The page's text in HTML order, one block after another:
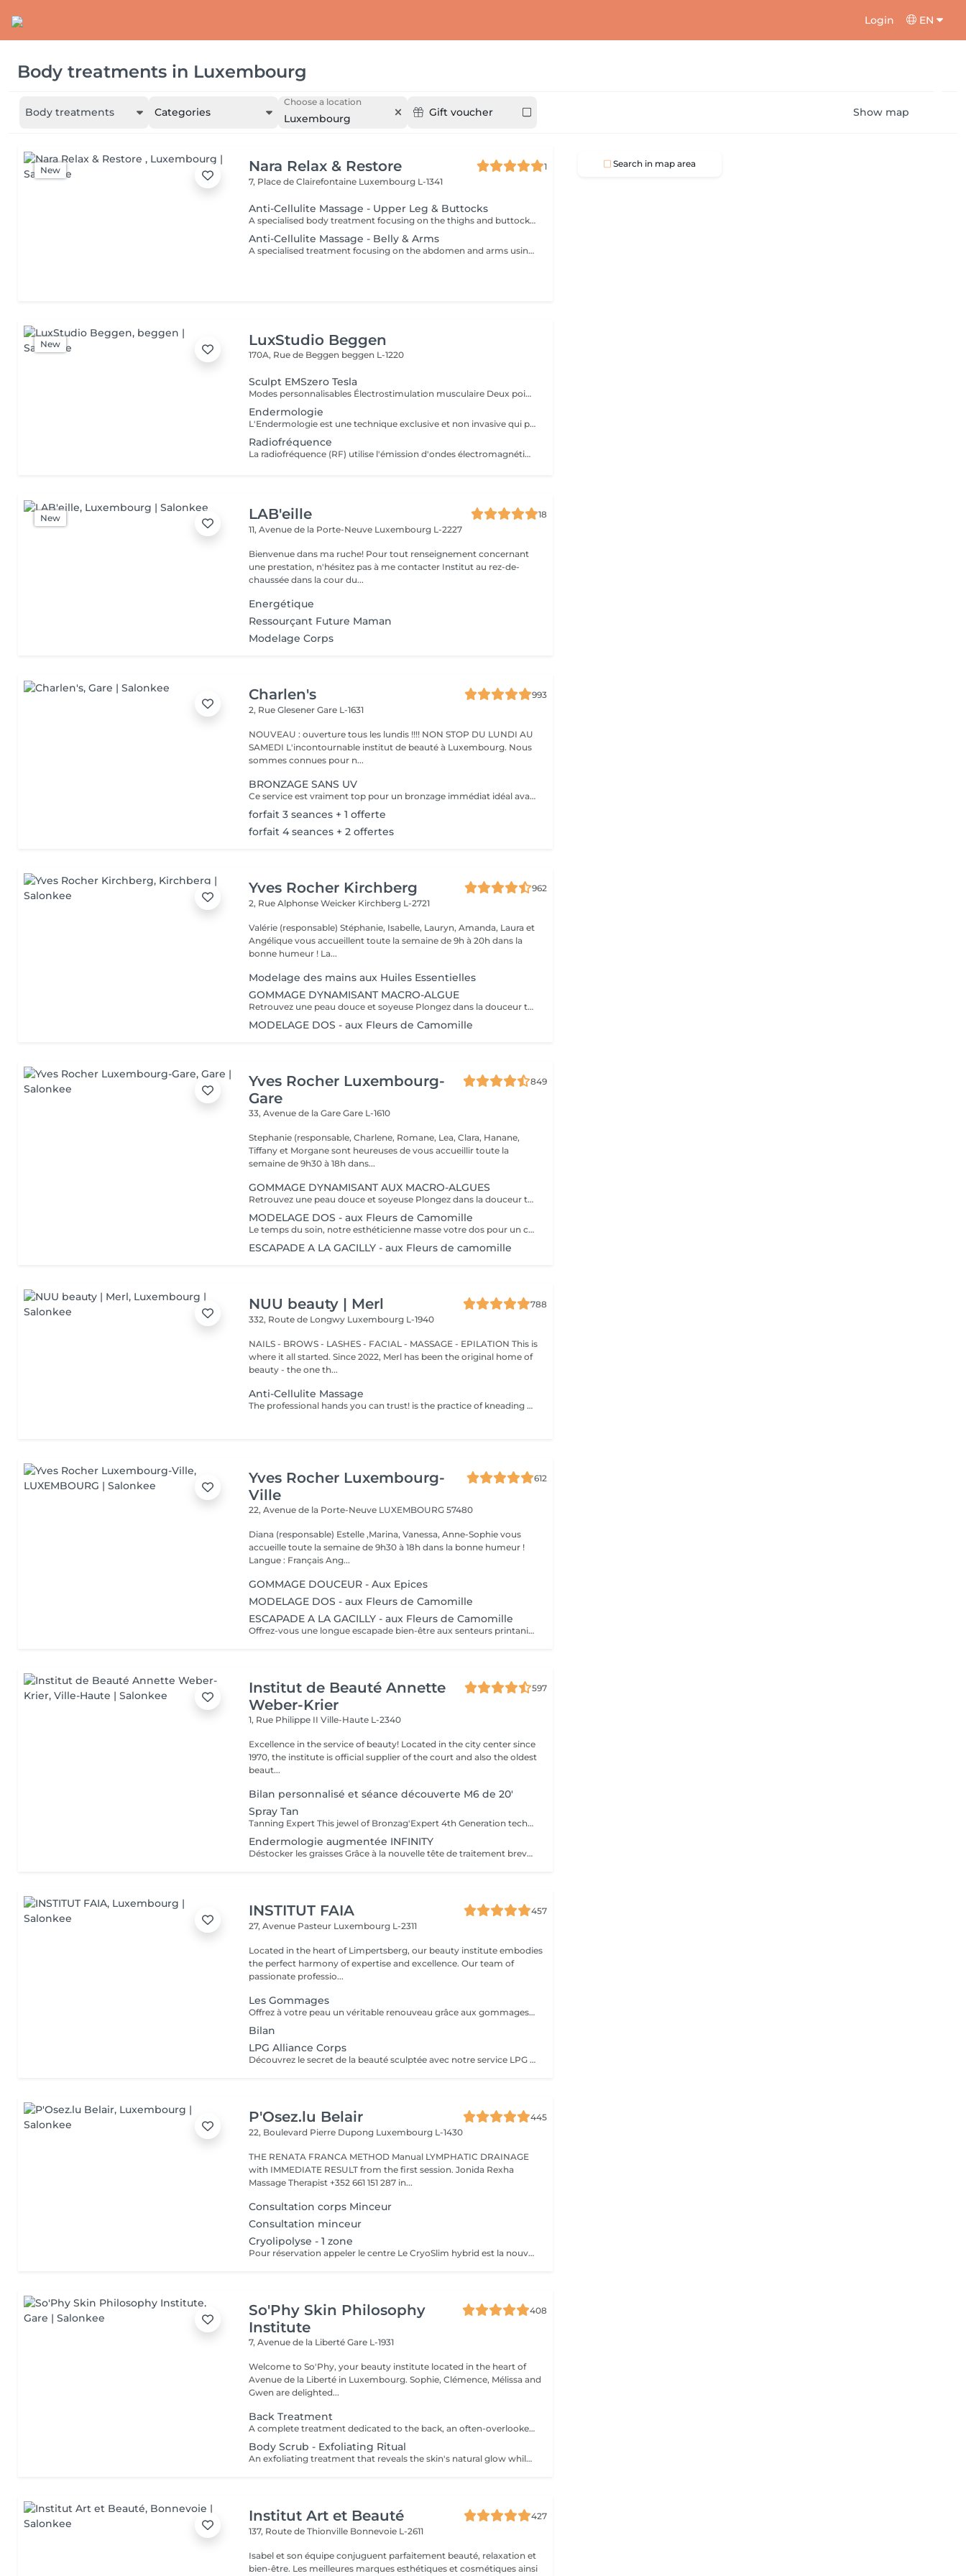
Login EN
Body treatments in Luxembourg
Body treatments Categories
Choose a location
Luxembourg Gift voucher Show map
New Nara Relax & Restore
1
7, Place de Clairefontaine Luxembourg L-1341
Anti-Cellulite Massage - Upper Leg & Buttocks
A specialised body treatment focusing on the thighs and buttocks using intensive massage techniques designed to stimulate circulation and work the underlying tissues. This targeted treatment helps improve skin appearance, support tissue tone, and leave the treated areas feeling smoother, firmer, and revitalised.
Anti-Cellulite Massage - Belly & Arms
A specialised treatment focusing on the abdomen and arms using targeted massage techniques designed to stimulate circulation and support the skin's natural appearance. This intensive treatment helps improve tissue tone, enhance skin texture, and leave the treated areas feeling smoother, more supple, and refreshed.
New LuxStudio Beggen
170A, Rue de Beggen beggen L-1220
Sculpt EMSzero Tesla
Modes personnalisables Électrostimulation musculaire Deux poignées indépendantes : contrôlez la puissance indépendamment, permettant des entraînements synchronisés ou individualisés Sûr et non invasif : notre machine est exempte de courant, d'hyperthermie, de rayonnement et ne nécessite aucune période de récupération. Brûlage de graisse et développement musculaire sans effort Gain de temps et d'efforts : seulement 30 minutes d'utilisation équivalent à 30 000 contractions musculaires, l'équivalent d'innombrables rouleaux de ventre ou squats.
Endermologie
L'Endermologie est une technique exclusive et non invasive qui permet de remodeler votre silhouette, de lisser la cellulite et d'améliorer globalement la tonicité de la peau.
Radiofréquence
La radiofréquence (RF) utilise l'émission d'ondes électromagnétiques à très haute fréquence, pour cibler la peau. La technologie RF permet ainsi de raffermir sa peau et de réduire des tissus graisseux, afin de redessiner des contours touchés par un affaissement cutané et un relâchement de la peau.
New LAB'eille
18
11, Avenue de la Porte-Neuve Luxembourg L-2227
Bienvenue dans ma ruche! Pour tout renseignement concernant
une prestation, n'hésitez pas à me contacter Institut au rez-de-
chaussée dans la cour du...
Energétique
Ressourçant Future Maman
Modelage Corps
Charlen's
993
2, Rue GlesenerGare L-1631
NOUVEAU : ouverture tous les lundis !!!! NON STOP DU LUNDI AU
SAMEDI L'incontournable institut de beauté à Luxembourg. Nous
sommes connues pour n...
BRONZAGE SANS UV
Ce service est vraiment top pour un bronzage immédiat idéal avant vos vacances ou avant une soirée ;) Nous vous conseillons de faire un gommage la veille du soin et de porter des vêtements amples noirs. Selon votre peau, cela tient environ 1 semaine à 10 Jours! AVANT Exfolier votre peau en profondeur, puis hydrater généreusement 24h avant d'appliquer votre autobronzant, en insistant bien sur les coudes, genoux, chevilles et les zones sensibles. Épiler ou raser dans les 48h avant application afin que les pores de la peau soient fermés. Des points noirs pourraient apparaître si votre peau n'est pas nette lors de l'application. Ne pas appliquer de crème hydratante, parfum, déodorant ou maquillage le jour même de l'application cela pourrait obstruer les pores de la peau et faire apparaître des points noirs. APRÈS Porter des vêtement amples de couleur foncée les vêtements près du corps ou sous-vêtements pourraient faire des marques, porter des chaussures larges. Hydrater quotidiennement votre peau les jours suivant l'application ou utiliser un autobronzant progressif pour entretenir votre bronzage et le faire durer plus longtemps. Après 5 jours, exfolier quotidiennement votre peau à l'aide d'un exfoliant doux afin d'aider votre peau à absorber plus facilement votre crème hydratante, et garder un joli bronzage. Cela permet aussi au bronzage de s'estomper progressivement et uniformément.
forfait 3 seances + 1 offerte
forfait 4 seances + 2 offertes
Yves Rocher Kirchberg
962
2, Rue Alphonse Weicker Kirchberg L-2721
Valérie (responsable) Stéphanie, Isabelle, Lauryn, Amanda, Laura et
Angélique vous accueillent toute la semaine de 9h à 20h dans la
bonne humeur ! La...
Modelage des mains aux Huiles Essentielles
GOMMAGE DYNAMISANT MACRO-ALGUE
Retrouvez une peau douce et soyeuse Plongez dans la douceur tropicale dIndonésie à travers les notes épicées des huiles essentielles de Girofle et de Muscade. Ce gommage aux effluves chauds et naturels vous transporte tout en exfoliant délicatement votre peau : elle est douce, lumineuse et satinée.
MODELAGE DOS - aux Fleurs de Camomille
Yves Rocher Luxembourg-
Gare
849
33, Avenue de la GareGare L-1610
Stephanie (responsable, Charlene, Romane, Lea, Clara, Hanane,
Tiffany et Morgane sont heureuses de vous accueillir toute la
semaine de 9h30 à 18h dans...
GOMMAGE DYNAMISANT AUX MACRO-ALGUES
Retrouvez une peau douce et soyeuse Plongez dans la douceur tropicale dIndonésie à travers les notes épicées des huiles essentielles de Girofle et de Muscade. Ce gommage aux effluves chauds et naturels vous transporte tout en exfoliant délicatement votre peau : elle est douce, lumineuse et satinée.
MODELAGE DOS - aux Fleurs de Camomille
Le temps du soin, notre esthéticienne masse votre dos pour un confort sans précédent.
ESCAPADE A LA GACILLY - aux Fleurs de camomille
NUU beauty | Merl
788
332, Route de Longwy Luxembourg L-1940
NAILS - BROWS - LASHES - FACIAL - MASSAGE - EPILATION This is
where it all started. Since 2022, Merl has been the original home of
beauty - the one th...
Anti-Cellulite Massage
The professional hands you can trust! is the practice of kneading or manipulating a person's muscles and other soft-tissue in order to reduce stress, reduce muscle pain, increase relaxation and improve the work of the immune system. Benefits of getting an anti-cellulite massage: - improves blood circulation - congestion in the skin goes away - metabolic processes in cells and tissues are activated - muscles and tissues are saturated with oxygen and minerals - skin becomes smooth and elastic How is massage anti-cellulite done? - back is massaged - arms are massaged - legs are massaged - belly is massaged Age restrictions: recommended to do from 16 years. Post procedure recommendations: do not do sport and any sharp movements for 2-3 hours after the procedure. Frequency: 2-3 times per week, 10 times in total. Repeat once in 3-6 months.
Yves Rocher Luxembourg-
Ville
612
22, Avenue de la Porte-Neuve LUXEMBOURG 57480
Diana (responsable) Estelle ,Marina, Vanessa, Anne-Sophie vous
accueille toute la semaine de 9h30 à 18h dans la bonne humeur !
Langue : Français Ang...
GOMMAGE DOUCEUR - Aux Epices
MODELAGE DOS - aux Fleurs de Camomille
ESCAPADE A LA GACILLY - aux Fleurs de Camomille
Offrez-vous une longue escapade bien-être aux senteurs printanières de Camomille, fleur emblématique de nos champs à la Gacilly. le temps s'est arrêté. Incroyablement relaxé et en harmonie, votre corps et votre esprits retrouvent leur équilibre.
Institut de Beauté Annette
Weber-Krier
597
1, Rue Philippe IIVille-Haute L-2340
Excellence in the service of beauty! Located in the city center since
1970, the institute is official supplier of the court and also the oldest
beaut...
Bilan personnalisé et séance découverte M6 de 20'
Spray Tan
Tanning Expert This jewel of Bronzag'Expert 4th Generation technology, working with our lotion, offers a tailor-made tan without UV exposure. Thanks to its 99% natural composition containing a melanin activator and moisturizing active ingredients, you will find tanned, revitalized and plumped skin.
Endermologie augmentée INFINITY
Déstocker les graisses Grâce à la nouvelle tête de traitement brevetée Alliance, endermologie® permet de cibler et daffiner les zones rebelles à lexercice et à lhygiène alimentaire (bras, dos, ventre, taille, cuisses..) tout en sadaptant précisément aux besoins de chaque peau. Lisser la cellulite La cellulite, qui touche 90 % des femmes même les plus minces et les plus sportives, résulte à la fois dun stockage de graisses dans les adipocytes (cellules graisseuses) et dune rétention deau tout autour. Raffermir la peau Variations de poids, grossesses, temps qui passe la peau perd progressivement de sa tonicité et de sa souplesse. Même si ce relâchement cutané concerne tout le corps, certaines zones y sont plus sensibles : intérieur des cuisses, ventre, bras, etc Retrouver des jambes légères Jambes lourdes et douloureuses, chevilles ou pieds gonflés ces symptômes traduisent une mauvaise circulation sanguine et lymphatique. Les toxines saccumulent dans lorganisme, ce qui explique de telles variations de volume en une même journée ou à différents moments du cycle féminin. Bien-être Découvrez des parcours de soins au concept exclusif, pour une efficacité et une détente incomparables.
INSTITUT FAIA
457
27, Avenue Pasteur Luxembourg L-2311
Located in the heart of Limpertsberg, our beauty institute embodies
the perfect harmony of expertise and excellence. Our team of
passionate professio...
Les Gommages
Offrez à votre peau un véritable renouveau grâce aux gommages corps Gemology. Enrichis en extraits minéraux précieux et en ingrédients naturels, ils exfolient en douceur, éliminent les cellules mortes et révèlent l'éclat de la peau. Leur texture sensorielle et leurs parfums délicats transforment l'exfoliation en un rituel de bien-être luxueux. Résultat : une peau lisse, douce, parfaitement préparée à recevoir les soins suivants.
Bilan
LPG Alliance Corps
Découvrez le secret de la beauté sculptée avec notre service LPG Endermologie. Cette technologie de pointe est votre alliée pour une silhouette redessinée et une peau radieuse. Les soins Endermologie stimulent naturellement la production de collagène et d'élastine, réduisent l'aspect de la cellulite et raffermissent votre peau. Les résultats sont visibles dès les premières séances, vous laissant avec une confiance et une élégance accrues. Révélez votre beauté intérieure avec une silhouette plus harmonieuse. Optez pour le bien-être et la beauté, choisissez LPG Endermologie dès aujourd'hui.
P'Osez.lu Belair
445
22, Boulevard Pierre Dupong Luxembourg L-1430
THE RENATA FRANCA METHOD Manual LYMPHATIC DRAINAGE
with IMMEDIATE RESULT from the first session. Jonida Rexha
Massage Therapist +352 661 151 287 in...
Consultation corps Minceur
Consultation minceur
Cryolipolyse - 1 zone
Pour réservation appeler le centre Le CryoSlim hybrid est la nouvelle génération de Cryolipolyse médicale (traitement des cellules de graisse par le froid). CryoSlim hybrid est le seul appareil d'amincissement à garantir les résultats minceur cliniquement supérieurs à la moyenne et exclusivement avec des températures de traitement saines et sans danger pour l'organisme. Ce traitement concerne les hommes et les femmes qui présentent une ou plusieurs zones localisées souvent résistantes aux efforts de régime et sport : ventre, poignées d'amour, culotte de cheval, intérieur des cuisses, genoux, bras, dos.
So'Phy Skin Philosophy
Institute
408
7, Avenue de la LibertéGare L-1931
Welcome to So'Phy, your beauty institute located in the heart of
Avenue de la Liberté in Luxembourg. Sophie, Clémence, Mélissa and
Gwen are delighted...
Back Treatment
A complete treatment dedicated to the back, an often-overlooked area that can be prone to tension and imperfections. The treatment begins with cleansing and exfoliation to purify the skin, refine its texture and improve its overall appearance. Depending on your needs and the selected duration (30 or 60 minutes), more targeted work may be performed to deeply cleanse and rebalance the skin. The treatment ends with a relaxing massage to release accumulated tension and provide an immediate sense of well-being. The skin feels clearer, smoother, and the back deeply relaxed. An ideal treatment to care for this often-neglected area while enjoying a moment of relaxation.
Body Scrub - Exfoliating Ritual
An exfoliating treatment that reveals the skin's natural glow while offering a true moment of relaxation. The scrub removes dead skin cells, refines skin texture and leaves the skin soft and radiant. According to your preference, you can choose between a black soap scrub for a purifying and enveloping experience, or a grain-based scrub for a more invigorating and effective exfoliation. Your chosen fragrance accompanies the entire treatment, with the option to extend the experience with a nourishing massage oil. The skin feels smooth, soft and delicately scented, while the body relaxes and the mind unwinds. An ideal treatment to prepare the skin, enhance its appearance or simply enjoy a moment for yourself.
Institut Art et Beauté
427
137, Route de Thionville Bonnevoie L-2611
Isabel et son équipe conjuguent parfaitement beauté, relaxation et
bien-être. Les meilleures marques esthétiques et cosmétiques ainsi
Search in map area